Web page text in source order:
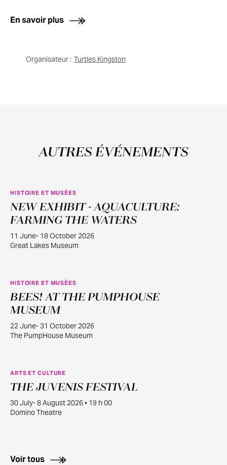
En savoir plus
Organisateur : Turtles Kingston
AUTRES ÉVÉNEMENTS
JUIN
11
HISTOIRE ET MUSÉES
NEW EXHIBIT - AQUACULTURE:
FARMING THE WATERS
11 June- 18 October 2026
Great Lakes Museum
JUIN
22
HISTOIRE ET MUSÉES
BEES! AT THE PUMPHOUSE
MUSEUM
22 June- 31 October 2026
The PumpHouse Museum
JUILL.
30
ARTS ET CULTURE
THE JUVENIS FESTIVAL
30 July- 8 August 2026 • 19 h 00
Domino Theatre
Voir tous